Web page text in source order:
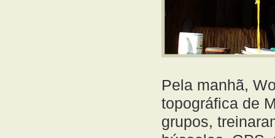
Pela manhã,
topográfica de
grupos,